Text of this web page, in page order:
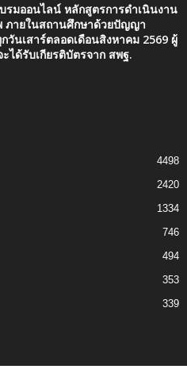
รมออนไลน์ หลักสูตรการดำเนินงาน
ภายในสถานศึกษาด้วยปัญญา
วันเสาร์ตลอดเดือนสิงหาคม 2569 ผู้
ได้รับเกียรติบัตรจาก สพฐ.
4498
2420
1334
746
494
353
339